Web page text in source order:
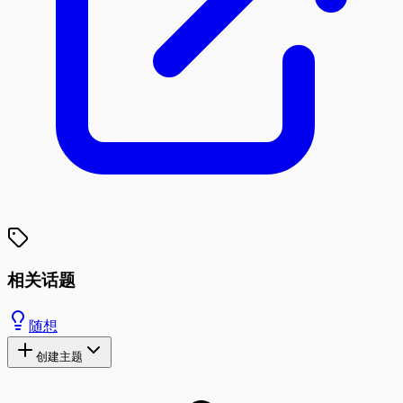
相关话题
随想
创建主题